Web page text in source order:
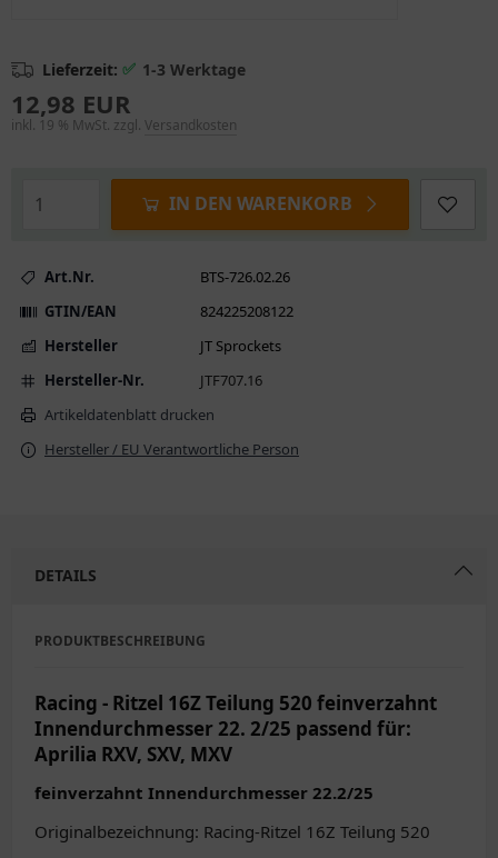
Lieferzeit: ✅ 1-3 Werktage
12,98 EUR
inkl. 19 % MwSt. zzgl. Versandkosten
IN DEN WARENKORB
Art.Nr.
BTS-726.02.26
GTIN/EAN
824225208122
Hersteller
JT Sprockets
Hersteller-Nr.
JTF707.16
Artikeldatenblatt drucken
Hersteller / EU Verantwortliche Person
DETAILS
PRODUKTBESCHREIBUNG
Racing - Ritzel 16Z Teilung 520 feinverzahnt
Innendurchmesser 22. 2/25 passend für:
Aprilia RXV, SXV, MXV
feinverzahnt Innendurchmesser 22.2/25
Originalbezeichnung: Racing-Ritzel 16Z Teilung 520